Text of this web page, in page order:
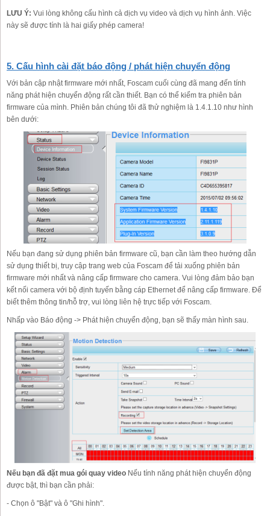
LƯU Ý: Vui lòng không cấu hình cả dịch vụ video và dịch vụ hình ảnh. Việc
này sẽ được tính là hai giấy phép camera!
5. Cấu hình cài đặt báo động / phát hiện chuyển động
Với bản cập nhật firmware mới nhất, Foscam cuối cùng đã mang đến tính
năng phát hiện chuyển động rất cần thiết. Bạn có thể kiểm tra phiên bản
firmware của mình. Phiên bản chúng tôi đã thử nghiệm là 1.4.1.10 như hình
bên dưới:
Nếu bạn đang sử dụng phiên bản firmware cũ, bạn cần làm theo hướng dẫn
sử dụng thiết bị, truy cập trang web của Foscam để tải xuống phiên bản
firmware mới nhất và nâng cấp firmware cho camera. Vui lòng đảm bảo bạn
kết nối camera với bộ định tuyến bằng cáp Ethernet để nâng cấp firmware. Để
biết thêm thông tin/hỗ trợ, vui lòng liên hệ trực tiếp với Foscam.
Nhấp vào Báo động -> Phát hiện chuyển động, bạn sẽ thấy màn hình sau.
Nếu bạn đã đặt mua gói quay video Nếu tính năng phát hiện chuyển động
được bật, thì bạn cần phải:
- Chọn ô "Bật" và ô "Ghi hình".